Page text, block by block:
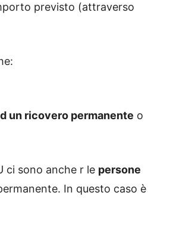
previsto (attraverso
un ricovero permanente o
ci sono anche r le persone
In questo caso è